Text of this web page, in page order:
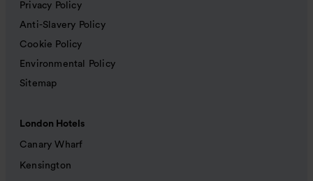
Privacy Policy
Anti-Slavery Policy
Cookie Policy
Environmental Policy
Sitemap
London Hotels
Canary Wharf
Kensington